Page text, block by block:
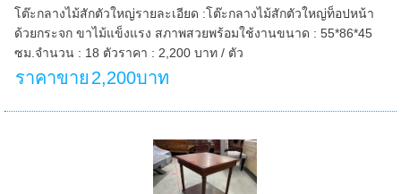
โต๊ะกลางไม้สักตัวใหญ่รายละเอียด :โต๊ะกลางไม้สักตัวใหญ่ท็อปหน้า
ด้วยกระจก ขาไม้แข็งแรง สภาพสวยพร้อมใช้งานขนาด : 55*86*45
ซม.จำนวน : 18 ตัวราคา : 2,200 บาท / ตัว
ราคาขาย 2,200บาท